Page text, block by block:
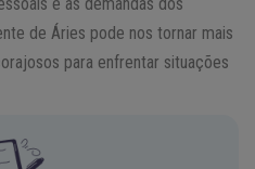
de Áries pode nos tornar mais
para enfrentar situações